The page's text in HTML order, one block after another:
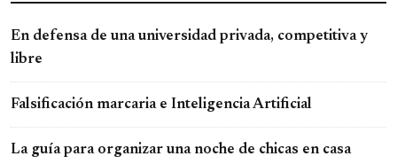
En defensa de una universidad privada, competitiva y
libre
Falsificación marcaria e Inteligencia Artificial
La guía para organizar una noche de chicas en casa